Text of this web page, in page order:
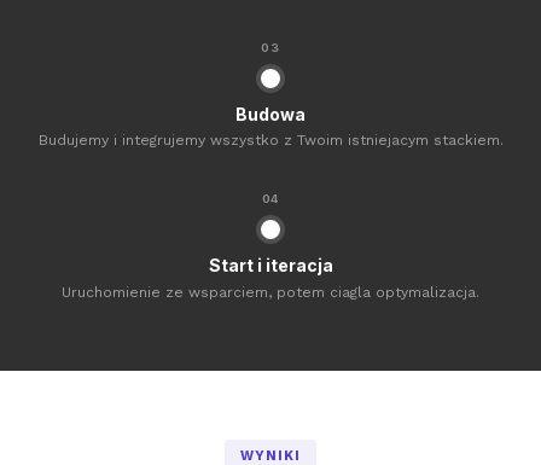
03
Budowa
Budujemy i integrujemy wszystko z Twoim istniejacym stackiem.
04
Start i iteracja
Uruchomienie ze wsparciem, potem ciagla optymalizacja.
WYNIKI